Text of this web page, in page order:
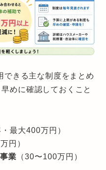
できる主な制度をまとめ
めに確認しておくこと
・最大400万円）
円）
業 （30〜100万円）